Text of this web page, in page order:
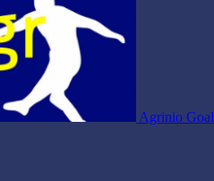
Agrinio Goal